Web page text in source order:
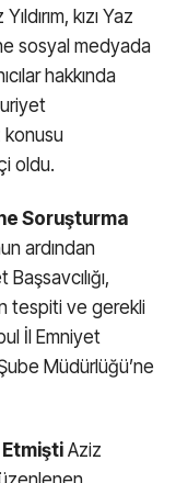
kızı Yaz
sosyal medyada
hakkında
konusu
oldu.
Soruşturma
ardından
tespiti ve gerekli
İl Emniyet
Müdürlüğü’ne
Etmişti Aziz